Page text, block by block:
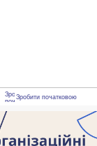
Зробити початковою